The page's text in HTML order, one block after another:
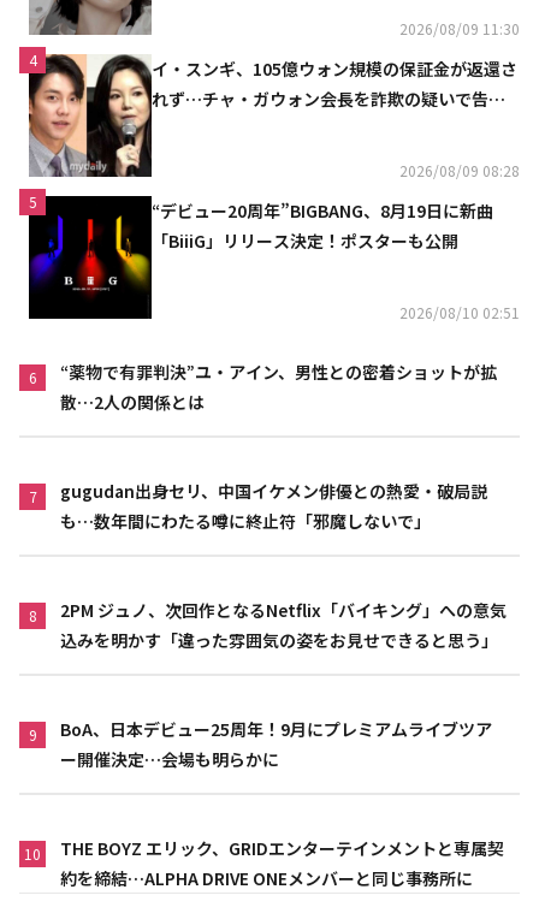
2026/08/09 11:30
4
イ・スンギ、105億ウォン規模の保証金が返還さ
れず…チャ・ガウォン会長を詐欺の疑いで告訴
2026/08/09 08:28
5
“デビュー20周年”BIGBANG、8月19日に新曲
「BiiiG」リリース決定！ポスターも公開
2026/08/10 02:51
6
“薬物で有罪判決”ユ・アイン、男性との密着ショットが拡
散…2人の関係とは
7
gugudan出身セリ、中国イケメン俳優との熱愛・破局説
も…数年間にわたる噂に終止符「邪魔しないで」
8
2PM ジュノ、次回作となるNetflix「バイキング」への意気
込みを明かす「違った雰囲気の姿をお見せできると思う」
9
BoA、日本デビュー25周年！9月にプレミアムライブツア
ー開催決定…会場も明らかに
10
THE BOYZ エリック、GRIDエンターテインメントと専属契
約を締結…ALPHA DRIVE ONEメンバーと同じ事務所に